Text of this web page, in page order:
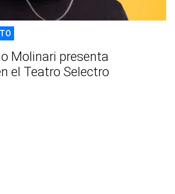
Molinari presenta
el Teatro Selectro